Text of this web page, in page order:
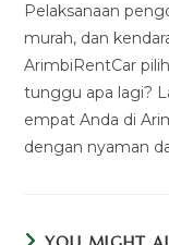
Pelaksanaan
murah, dan
ArimbiRentCar
tunggu apa lagi?
empat Anda di
dengan nyaman